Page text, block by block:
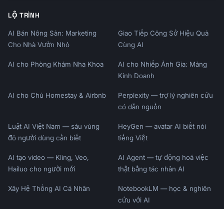
- Completed signup → Welcome email
- Created first [item] → Congratulations +
- Invited team member → Collaboration tips
- Connected integration → Power user features
- Inactive 3 days → Re-engagement nudge
- No login in 3 days → "We miss you" + quick
win
setup" reminder
- Used feature A, not B → Feature B
- Trial 50% done, low usage → Value reminder
LỘ TRÌNH
AI Bán Nông Sản: Marketing
Cho Nhà Vườn Nhỏ
Giao Tiếp Công Sở Hiệu Quả
Cùng AI
AI cho Phòng Khám Nha Khoa
AI cho Nhiếp Ảnh Gia: Mảng
Kinh Doanh
AI cho Chủ Homestay & Airbnb
Perplexity — trợ lý nghiên cứu
có dẫn nguồn
Luật AI Việt Nam — sáu vùng
đỏ người dùng cần biết
HeyGen — avatar AI biết nói
tiếng Việt
AI tạo video — Kling, Veo,
Hailuo cho người mới
AI Agent — tự động hoá việc
thật bằng tác nhân AI
Xây Hệ Thống AI Cá Nhân
NotebookLM — học & nghiên
cứu với AI